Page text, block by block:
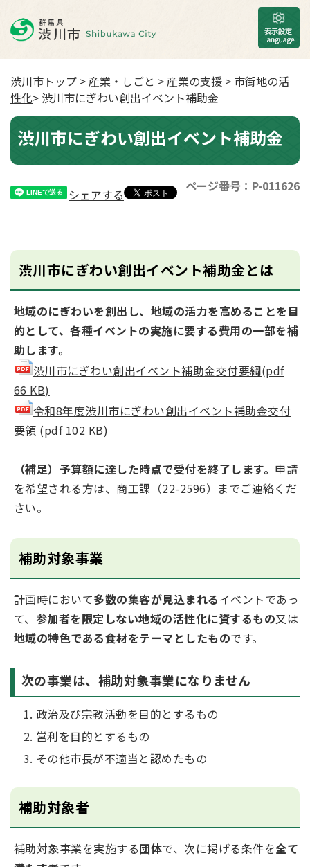
渋川市トップ >産業・しごと >産業の支援 > 市街地の活
性化> 渋川市にぎわい創出イベント補助金
渋川市にぎわい創出イベント補助金
ページ番号：P-011626
シェアする
渋川市にぎわい創出イベント補助金とは
地域のにぎわいを創出し、地域の活力を高めることを目
的として、各種イベントの実施に要する費用の一部を補
助します。
渋川市にぎわい創出イベント補助金交付要綱(pdf
66 KB)
令和8年度渋川市にぎわい創出イベント補助金交付
要領 (pdf 102 KB)
（補足）予算額に達した時点で受付を終了します。 申請
を希望される方は、商工課（22-2596）までご連絡くだ
さい。
補助対象事業
計画時において多数の集客が見込まれるイベントであっ
て、 参加者を限定しない地域の活性化に資するもの又は
地域の特色である食材をテーマとしたものです。
次の事業は、補助対象事業になりません
政治及び宗教活動を目的とするもの
営利を目的とするもの
その他市長が不適当と認めたもの
補助対象者
補助対象事業を実施する団体で、次に掲げる条件を全て